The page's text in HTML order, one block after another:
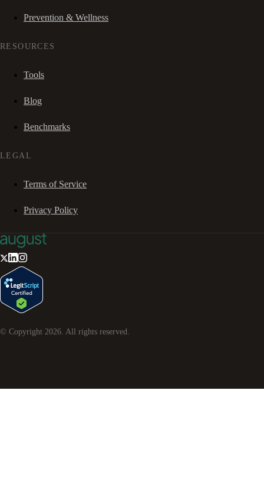
Prevention & Wellness
RESOURCES
Tools
Blog
Benchmarks
LEGAL
Terms of Service
Privacy Policy
© Copyright 2026 . All rights reserved.